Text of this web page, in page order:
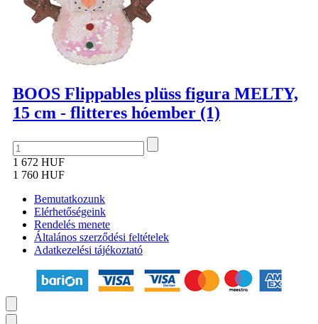
BOOS Flippables plüss figura MELTY,
15 cm - flitteres hóember (1)
1 672 HUF
1 760 HUF
Bemutatkozunk
Elérhetőségeink
Rendelés menete
Általános szerződési feltételek
Adatkezelési tájékoztató